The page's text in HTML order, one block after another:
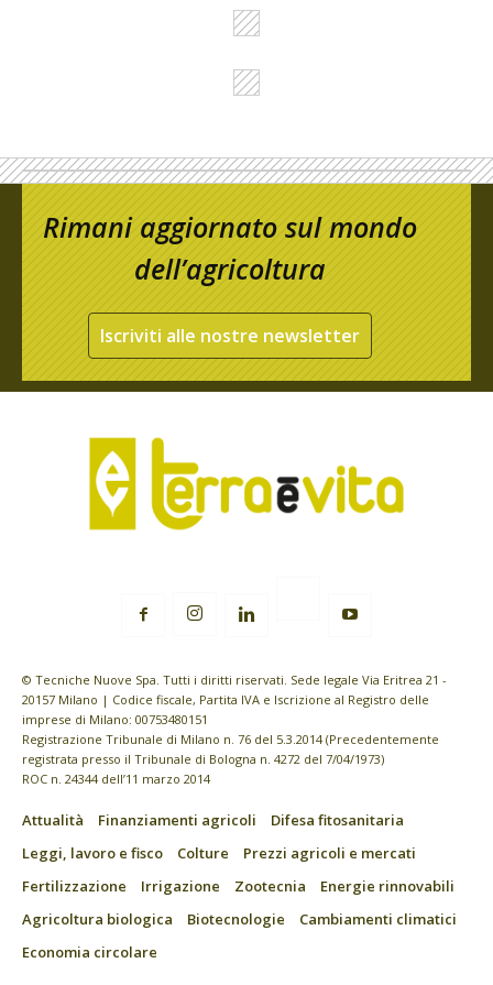
Rimani aggiornato sul mondo
dell’agricoltura
Iscriviti alle nostre newsletter
© Tecniche Nuove Spa. Tutti i diritti riservati. Sede legale Via Eritrea 21 -
20157 Milano | Codice fiscale, Partita IVA e Iscrizione al Registro delle
imprese di Milano: 00753480151
Registrazione Tribunale di Milano n. 76 del 5.3.2014 (Precedentemente
registrata presso il Tribunale di Bologna n. 4272 del 7/04/1973)
ROC n. 24344 dell’11 marzo 2014
Attualità Finanziamenti agricoli
Difesa fitosanitaria
Leggi, lavoro e fisco
Colture
Prezzi agricoli e mercati
Fertilizzazione
Irrigazione Zootecnia
Energie rinnovabili
Agricoltura biologica
Biotecnologie
Cambiamenti climatici
Economia circolare